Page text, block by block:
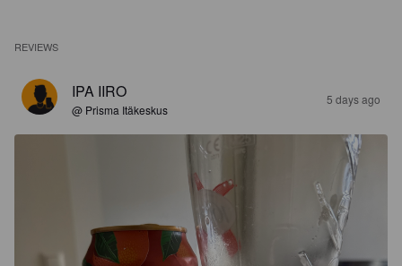
REVIEWS
IPA IIRO
@ Prisma Itäkeskus
5 days ago